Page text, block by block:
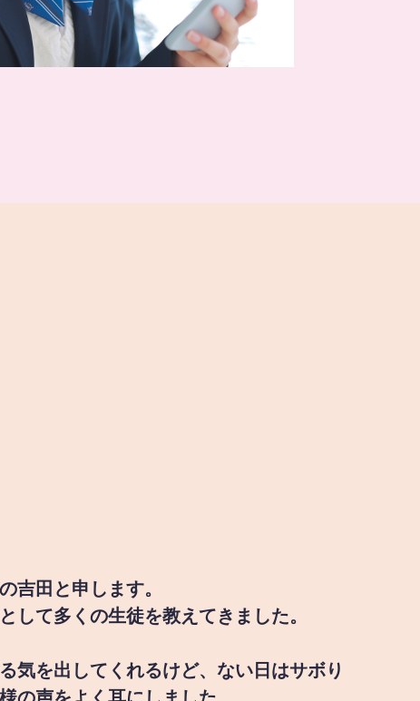
吉田と申します。
して多くの生徒を教えてきました。
気を出してくれるけど、ない日はサボり